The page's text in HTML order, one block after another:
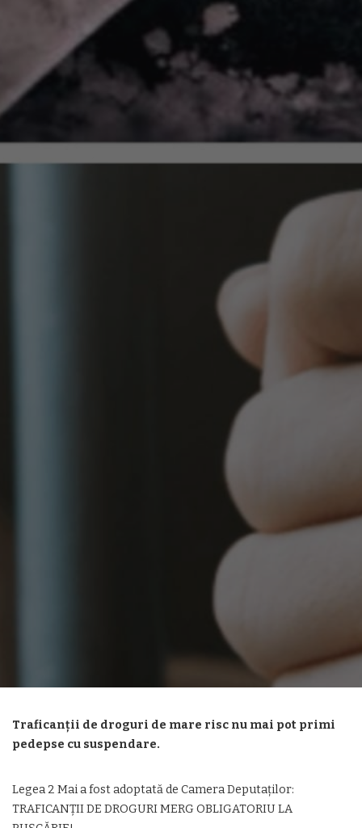
Traficanții de droguri de mare risc nu mai pot primi
pedepse cu suspendare.
Legea 2 Mai a fost adoptată de Camera Deputaților:
TRAFICANȚII DE DROGURI MERG OBLIGATORIU LA